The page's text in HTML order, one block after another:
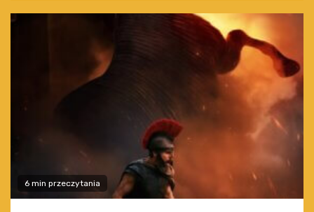
6 min przeczytania